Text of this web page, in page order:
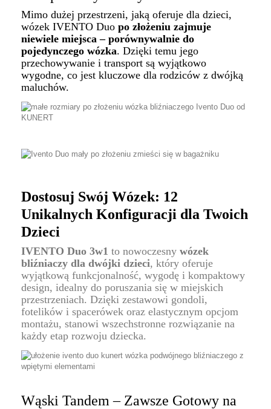
Mimo dużej przestrzeni, jaką oferuje dla dzieci,
wózek IVENTO Duo po złożeniu zajmuje
niewiele miejsca – porównywalnie do
pojedynczego wózka. Dzięki temu jego
przechowywanie i transport są wyjątkowo
wygodne, co jest kluczowe dla rodziców z dwójką
maluchów.
Dostosuj Swój Wózek: 12
Unikalnych Konfiguracji dla Twoich
Dzieci
IVENTO Duo 3w1 to nowoczesny wózek
bliźniaczy dla dwójki dzieci, który oferuje
wyjątkową funkcjonalność, wygodę i kompaktowy
design, idealny do poruszania się w miejskich
przestrzeniach. Dzięki zestawowi gondoli,
fotelików i spacerówek oraz elastycznym opcjom
montażu, stanowi wszechstronne rozwiązanie na
każdy etap rozwoju dziecka.
Wąski Tandem – Zawsze Gotowy na